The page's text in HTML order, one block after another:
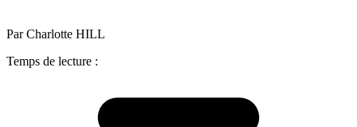
Par Charlotte HILL
Temps de lecture :